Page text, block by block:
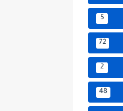
5
72
2
48